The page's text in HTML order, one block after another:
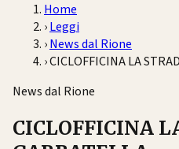
Home
›Leggi
›News dal Rione
›CICLOFFICINA LA
News dal Rione
CICLOFFICINA